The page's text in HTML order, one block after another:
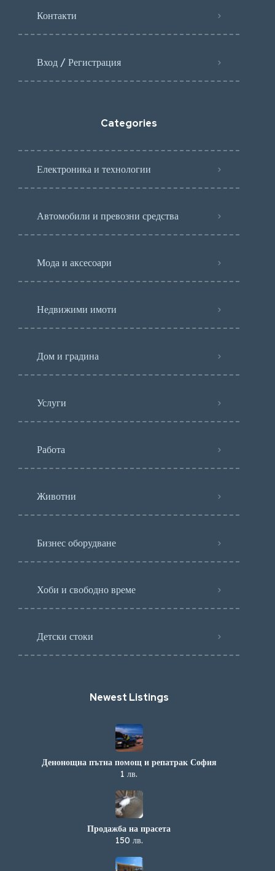
Контакти
Вход / Регистрация
Categories
Електроника и технологии
Автомобили и превозни средства
Мода и аксесоари
Недвижими имоти
Дом и градина
Услуги
Работа
Животни
Бизнес оборудване
Хоби и свободно време
Детски стоки
Newest Listings​
Денонощна пътна помощ и репатрак София
1 лв.
Продажба на прасета
150 лв.